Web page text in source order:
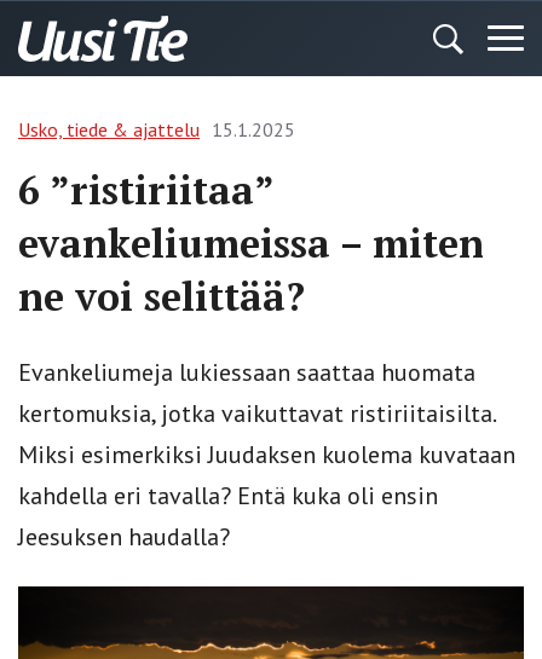
Usko, tiede & ajattelu 15.1.2025
6 ”ristiriitaa”
evankeliumeissa – miten
ne voi selittää?
Evankeliumeja lukiessaan saattaa huomata
kertomuksia, jotka vaikuttavat ristiriitaisilta.
Miksi esimerkiksi Juudaksen kuolema kuvataan
kahdella eri tavalla? Entä kuka oli ensin
Jeesuksen haudalla?